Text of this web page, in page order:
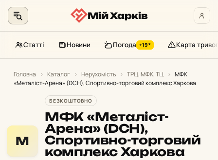
контенту
Мій Харків
Статті Новини Погода +19° Карта тривог
Головна › Каталог › Нерухомість › ТРЦ, МФК, ТЦ › МФК
«Металіст-Арена» (DCH), Спортивно-торговий комплекс Харкова
М
БЕЗКОШТОВНО
МФК «Металіст-
Арена» (DCH),
Спортивно-торговий
комплекс Харкова